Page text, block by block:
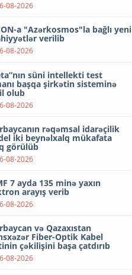
08-2026
a "Azərkosmos"la bağlı yeni
verilib
08-2026
süni intellekti test
başqa şirkətin sisteminə
olub
08-2026
rəqəmsal idarəçilik
iki beynəlxalq mükafata
görülüb
08-2026
7 ayda 135 minə yaxın
arayış verib
08-2026
və Qazaxıstan
Fiber-Optik Kabel
çəkilişini başa çatdırıb
08-2026